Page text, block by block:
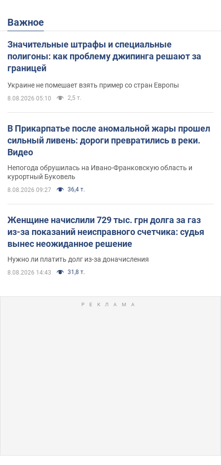
Важное
Значительные штрафы и специальные
полигоны: как проблему джипинга решают за
границей
Украине не помешает взять пример со стран Европы
8.08.2026 05:10 2,5 т.
В Прикарпатье после аномальной жары прошел
сильный ливень: дороги превратились в реки.
Видео
Непогода обрушилась на Ивано-Франковскую область и
курортный Буковель
8.08.2026 09:27 36,4 т.
Женщине начислили 729 тыс. грн долга за газ
из-за показаний неисправного счетчика: судья
вынес неожиданное решение
Нужно ли платить долг из-за доначисления
8.08.2026 14:43 31,8 т.